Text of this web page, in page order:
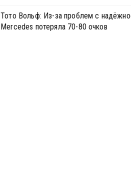
Тото Вольф: Из-за проблем с
Mercedes потеряла 70-80 очков